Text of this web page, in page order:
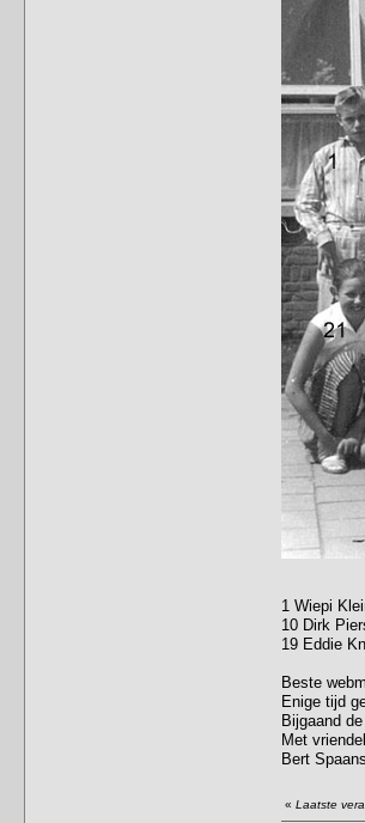
1 Wiepi
10 Dirk
19 Eddie
Beste
Enige tijd
Bijgaand
Met
Bert Spaans
« Laatste